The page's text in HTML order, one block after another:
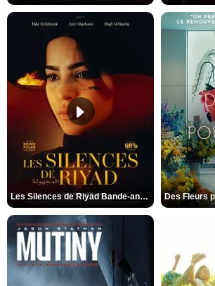
Les Silences de Riyad Bande-annonce VO STFR